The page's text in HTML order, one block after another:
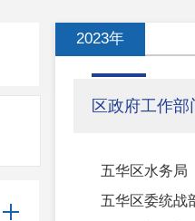
2023年
区政府工作
五华区水务局